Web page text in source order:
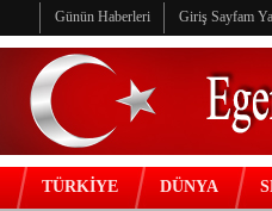
Günün Haberleri Giriş Sayfam
TÜRKİYE DÜNYA